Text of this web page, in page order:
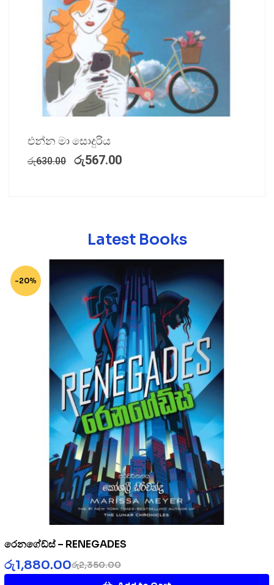
එන්න මා සොදුරිය
රු630.00 රු567.00
Latest Books
-20%
රෙනගේඩ්ස් – RENEGADES
රු2,350.00
රු1,880.00